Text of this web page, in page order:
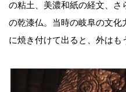
の粘土、美濃和紙の経文、
の乾漆仏。当時の岐阜の文化
に焼き付けて出ると、外はも